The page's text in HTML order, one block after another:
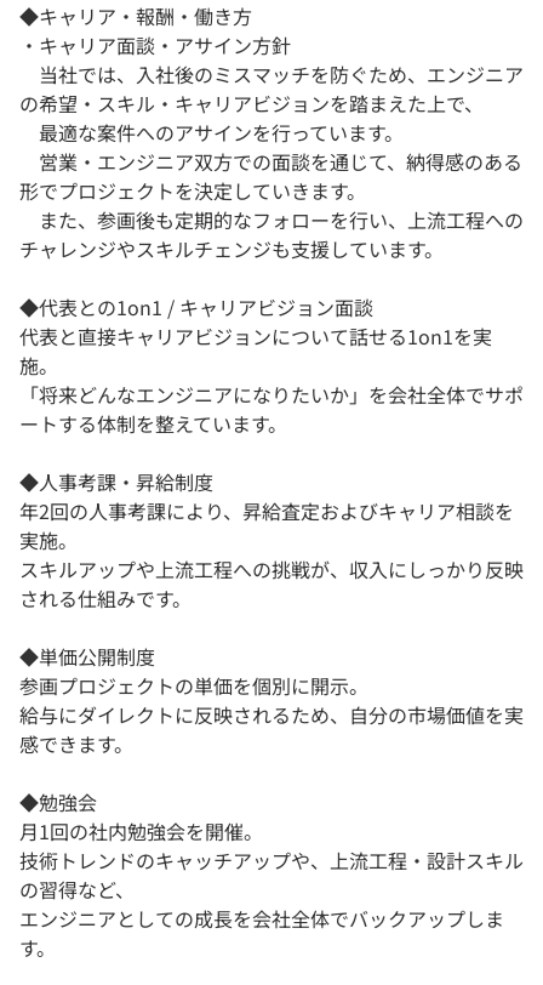
◆キャリア・報酬・働き方
・キャリア面談・アサイン方針
当社では、入社後のミスマッチを防ぐため、エンジニア
の希望・スキル・キャリアビジョンを踏まえた上で、
最適な案件へのアサインを行っています。
営業・エンジニア双方での面談を通じて、納得感のある
形でプロジェクトを決定していきます。
また、参画後も定期的なフォローを行い、上流工程への
チャレンジやスキルチェンジも支援しています。
◆代表との1on1 / キャリアビジョン面談
代表と直接キャリアビジョンについて話せる1on1を実
施。
「将来どんなエンジニアになりたいか」を会社全体でサポ
ートする体制を整えています。
◆人事考課・昇給制度
年2回の人事考課により、昇給査定およびキャリア相談を
実施。
スキルアップや上流工程への挑戦が、収入にしっかり反映
される仕組みです。
◆単価公開制度
参画プロジェクトの単価を個別に開示。
給与にダイレクトに反映されるため、自分の市場価値を実
感できます。
◆勉強会
月1回の社内勉強会を開催。
技術トレンドのキャッチアップや、上流工程・設計スキル
の習得など、
エンジニアとしての成長を会社全体でバックアップしま
す。